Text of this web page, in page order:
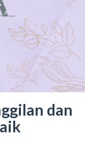
dan